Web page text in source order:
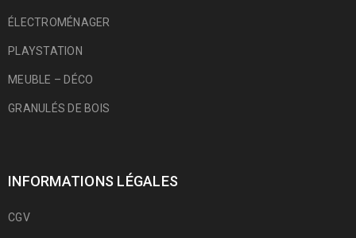
ÉLECTROMÉNAGER
PLAYSTATION
MEUBLE – DÉCO
GRANULÉS DE BOIS
INFORMATIONS LÉGALES
CGV